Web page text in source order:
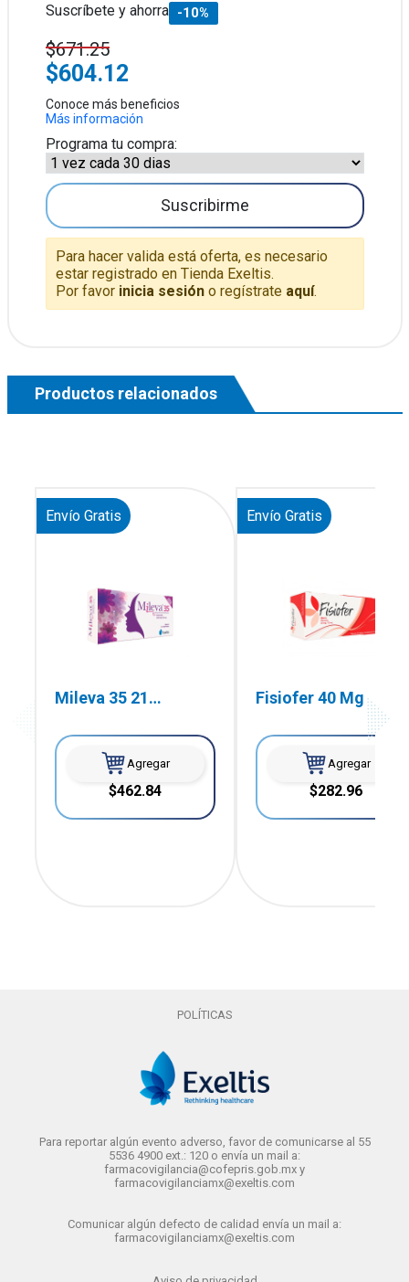
Suscríbete y ahorra -10%
$671.25
$604.12
Conoce más beneficios
Más información
Programa tu compra:
Suscribirme
Para hacer valida está oferta, es necesario
estar registrado en Tienda Exeltis.
Por favor inicia sesióno regístrate aquí.
Productos relacionados
Envío Gratis
Mileva 35 21
Agregar
$462.84
Envío Gratis
Fisiofer 40 Mg
Agregar
$282.96
POLÍTICAS
Para reportar algún evento adverso, favor de comunicarse al 55
5536 4900 ext.: 120 o envía un mail a:
farmacovigilancia@cofepris.gob.mx y
farmacovigilanciamx@exeltis.com
Comunicar algún defecto de calidad envía un mail a:
farmacovigilanciamx@exeltis.com